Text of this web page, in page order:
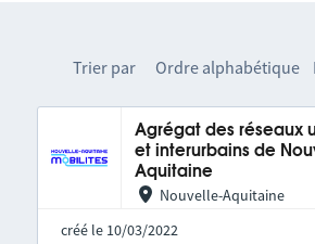
Trier par Ordre alphabétique
Agrégat des réseaux
et interurbains de
Aquitaine
Nouvelle-Aquitaine
créé le 10/03/2022